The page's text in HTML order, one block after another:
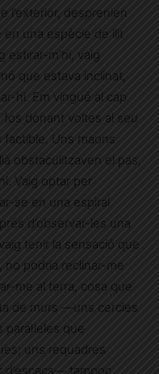
l’exterior, desprenien
en una espècie de llit
estirar-m’hi, vaig
que estava inclinat,
hi. Em vingué al cap
fos donant voltes al seu
Uns maons
obstaculitzaven el pas,
Vaig optar per
se en una espiral
d’observar-les una
tenir la sensació que
no podria reclinar-me
me al terra, cosa que
de murs —uns cercles
que
uns requadres
d’escacs— tampoc